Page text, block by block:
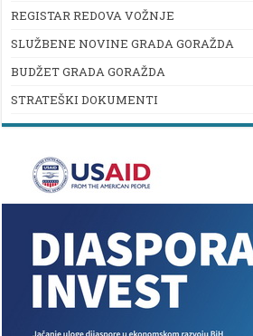
REGISTAR REDOVA VOŽNJE
SLUŽBENE NOVINE GRADA GORAŽDA
BUDŽET GRADA GORAŽDA
STRATEŠKI DOKUMENTI